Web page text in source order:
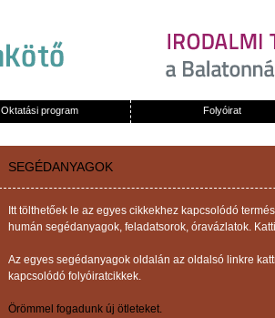
Oktatási program Folyóirat
SEGÉDANYAGOK
Itt tölthetőek le az egyes cikkekhez kapcsolódó
humán segédanyagok, feladatsorok, óravázlatok.
Az egyes segédanyagok oldalán az oldalsó linkre
kapcsolódó folyóiratcikkek.
Örömmel fogadunk új ötleteket.